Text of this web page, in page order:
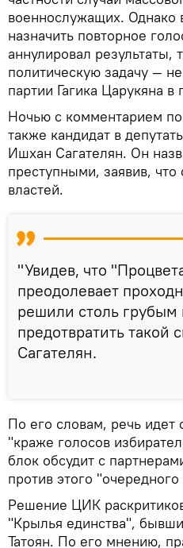
военнослужащих. Однако
назначить повторное
аннулировал
политическую задачу —
партии Гагика Царукяна в
Ночью с комментарием
также кандидат в
Ишхан Сагателян. Он
преступными, заявив, что
властей.
"Увидев, что
преодолевает
решили столь грубым
предотвратить такой
Сагателян.
По его словам, речь
"краже голосов
блок обсудит с
против этого
Решение ЦИК
"Крылья единства",
Татоян. По его мнению,